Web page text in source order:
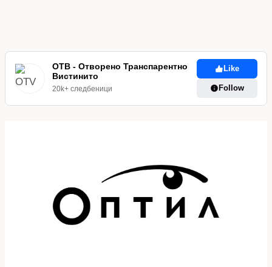
ОТВ - Отворено Транспарентно
Вистинито
20k+ следбеници
Like
Follow